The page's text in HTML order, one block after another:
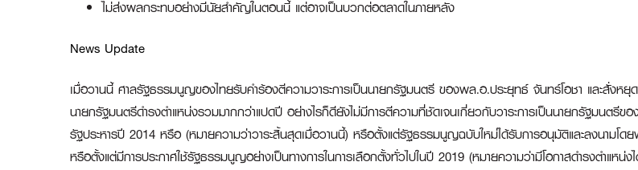
ไม่ส่งผลกระทบอย่างมีนัยสำคัญในตอนนี้ แต่อาจเป็นบวกต่อตลาดในภายหลัง
News Update
เมื่อวานนี้ ศาลรัฐธรรมนูญของไทยรับคำร้องตีความวาระการเป็นนายกรัฐมนตรี ของพล.อ.ประยุทธ์ จันทร์โอชา และสั่ง
นายกรัฐมนตรีดำรงตำแหน่งรวมมากกว่าแปดปี อย่างไรก็ดียังไม่มีการตีความที่ชัดเจนเกี่ยวกับวาระการเป็นนายกรัฐมนตรี
รัฐประหารปี 2014 หรือ (หมายความว่าวาระสิ้นสุดเมื่อวานนี้) หรือตั้งแต่รัฐธรรมนูญฉบับใหม่ได้รับการอนุมัติและลงนามโ
หรือตั้งแต่มีการประกาศใช้รัฐธรรมนูญอย่างเป็นทางการในการเลือกตั้งทั่วไปในปี 2019 (หมายความว่ามีโอกาสดำรงตำแหน่